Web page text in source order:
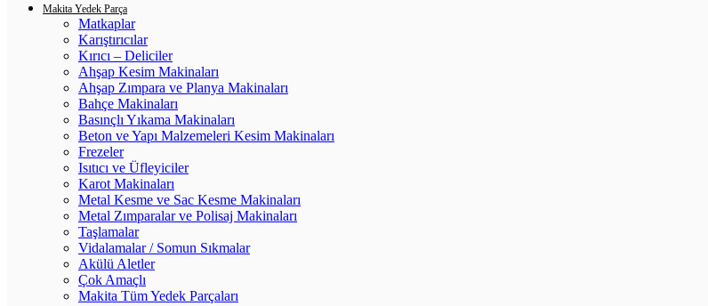
Makita Yedek Parça
Matkaplar
Karıştırıcılar
Kırıcı – Deliciler
Ahşap Kesim Makinaları
Ahşap Zımpara ve Planya Makinaları
Bahçe Makinaları
Basınçlı Yıkama Makinaları
Beton ve Yapı Malzemeleri Kesim Makinaları
Frezeler
Isıtıcı ve Üfleyiciler
Karot Makinaları
Metal Kesme ve Sac Kesme Makinaları
Metal Zımparalar ve Polisaj Makinaları
Taşlamalar
Vidalamalar / Somun Sıkmalar
Akülü Aletler
Çok Amaçlı
Makita Tüm Yedek Parçaları